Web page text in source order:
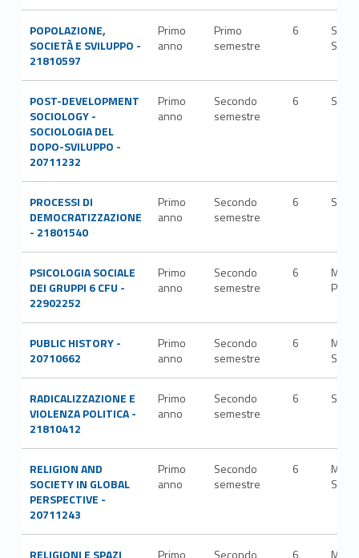
POPOLAZIONE,
SOCIETÀ E SVILUPPO -
21810597
Primo
anno
Primo
semestre
6
SECS-
S/04
POST-DEVELOPMENT
SOCIOLOGY -
SOCIOLOGIA DEL
DOPO-SVILUPPO -
20711232
Primo
anno
Secondo
semestre
6 SPS/
PROCESSI DI
DEMOCRATIZZAZIONE
- 21801540
Primo
anno
Secondo
semestre
6 SPS/
PSICOLOGIA SOCIALE
DEI GRUPPI 6 CFU -
22902252
Primo
anno
Secondo
semestre
6
M-
PSI/
PUBLIC HISTORY -
20710662
Primo
anno
Secondo
semestre
6
M-
RADICALIZZAZIONE E
VIOLENZA POLITICA -
21810412
Primo
anno
Secondo
semestre
6 SPS/
RELIGION AND
SOCIETY IN GLOBAL
PERSPECTIVE -
20711243
Primo
anno
Secondo
semestre
6
M-